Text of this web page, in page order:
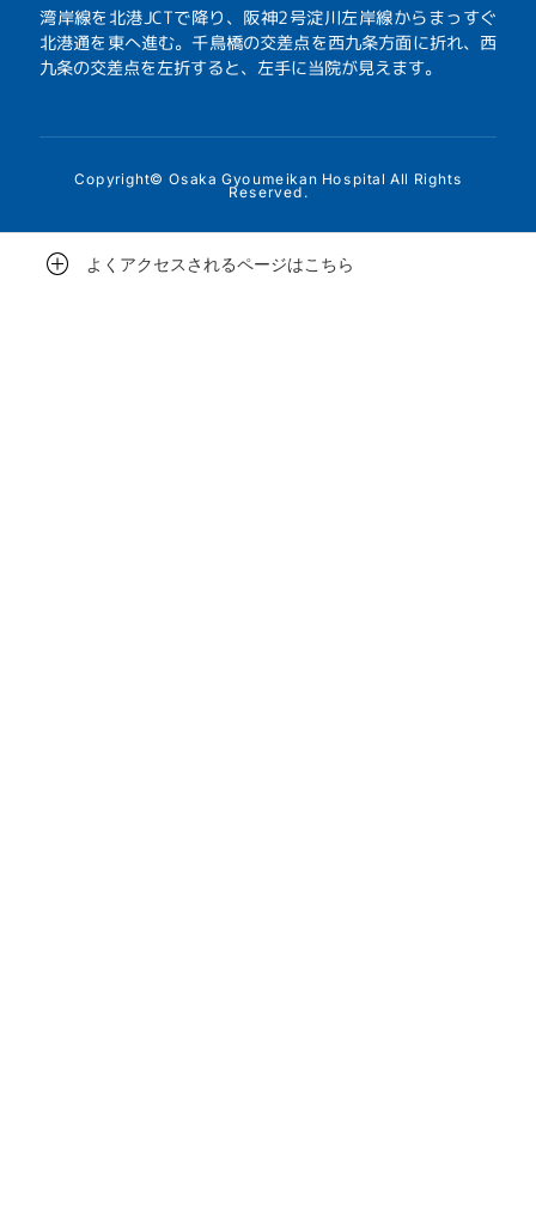
湾岸線を北港JCTで降り、阪神2号淀川左岸線からまっすぐ
北港通を東へ進む。千鳥橋の交差点を西九条方面に折れ、西
九条の交差点を左折すると、左手に当院が見えます。
Copyright© Osaka Gyoumeikan Hospital All Rights
Reserved.
よくアクセスされるページはこちら